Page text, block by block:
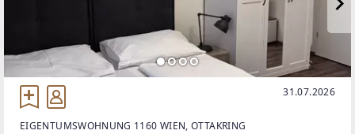
31.07.2026
EIGENTUMSWOHNUNG 1160 WIEN, OTTAKRING